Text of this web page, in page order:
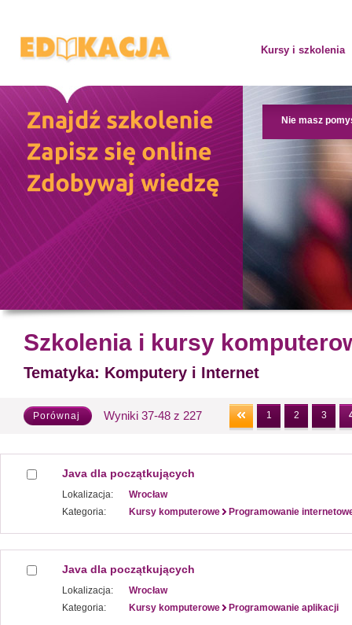
Kursy i szkolenia
Nie masz
Szkolenia i kursy
Tematyka: Komputery i Internet
Porównaj Wyniki 37-48 z 227 1 2 3
Java dla początkujących
Lokalizacja:
Wrocław
Kategoria:
Kursy komputerowe Programowanie
Java dla początkujących
Lokalizacja:
Wrocław
Kategoria:
Kursy komputerowe Programowanie aplikacji